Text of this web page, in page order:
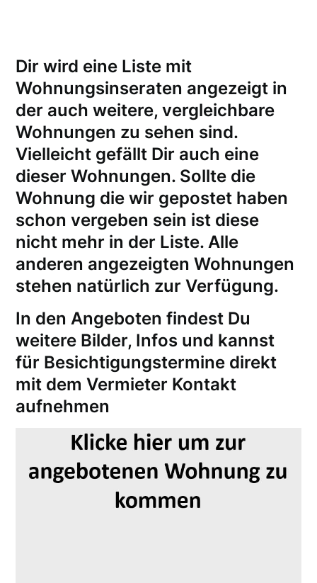
Dir wird eine Liste mit
Wohnungsinseraten angezeigt in
der auch weitere, vergleichbare
Wohnungen zu sehen sind.
Vielleicht gefällt Dir auch eine
dieser Wohnungen. Sollte die
Wohnung die wir gepostet haben
schon vergeben sein ist diese
nicht mehr in der Liste. Alle
anderen angezeigten Wohnungen
stehen natürlich zur Verfügung.
In den Angeboten findest Du
weitere Bilder, Infos und kannst
für Besichtigungstermine direkt
mit dem Vermieter Kontakt
aufnehmen